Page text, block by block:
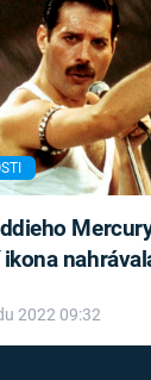
ikona
2022 09:32